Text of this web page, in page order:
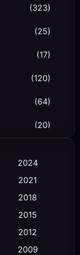
(323)
(25)
(17)
(120)
(64)
(20)
(23)
(475)
2024
2021
2018
2015
2012
2009